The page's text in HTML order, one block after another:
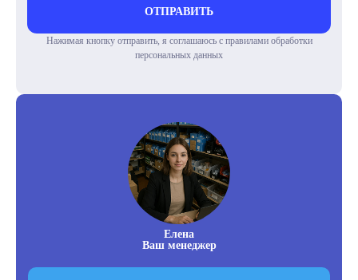
ОТПРАВИТЬ
Нажимая кнопку отправить, я соглашаюсь с правилами обработки
персональных данных
Елена
Ваш менеджер